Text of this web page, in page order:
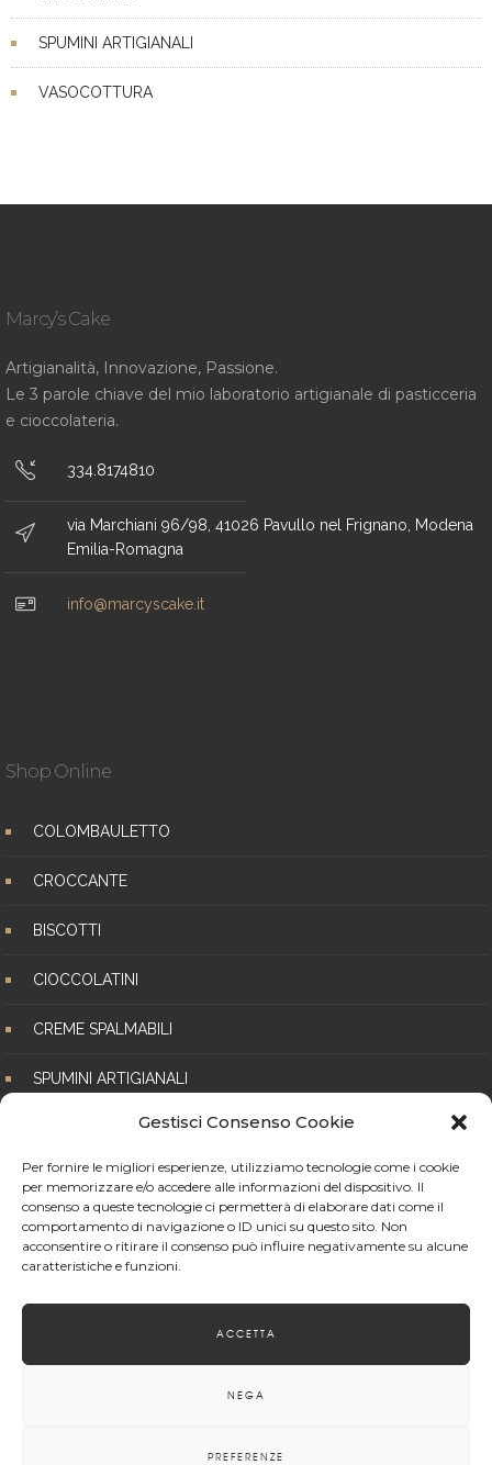
Gestisci Consenso Cookie
Per fornire le migliori esperienze, utilizziamo tecnologie come i cookie
per memorizzare e/o accedere alle informazioni del dispositivo. Il
consenso a queste tecnologie ci permetterà di elaborare dati come il
comportamento di navigazione o ID unici su questo sito. Non
acconsentire o ritirare il consenso può influire negativamente su alcune
caratteristiche e funzioni.
ACCETTA
NEGA
PREFERENZE
SPUMINI ARTIGIANALI
VASOCOTTURA
Marcy’s Cake
Artigianalità, Innovazione, Passione.
Le 3 parole chiave del mio laboratorio artigianale di pasticceria
e cioccolateria.
334.8174810
via Marchiani 96/98, 41026 Pavullo nel Frignano, Modena
Emilia-Romagna
info@marcyscake.it
Shop Online
COLOMBAULETTO
CROCCANTE
BISCOTTI
CIOCCOLATINI
CREME SPALMABILI
SPUMINI ARTIGIANALI
VASOCOTTURA